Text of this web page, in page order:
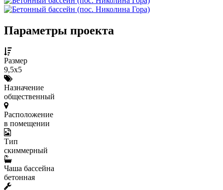
Параметры проекта
Размер
9,5х5
Назначение
общественный
Расположение
в помещении
Тип
скиммерный
Чаша бассейна
бетонная